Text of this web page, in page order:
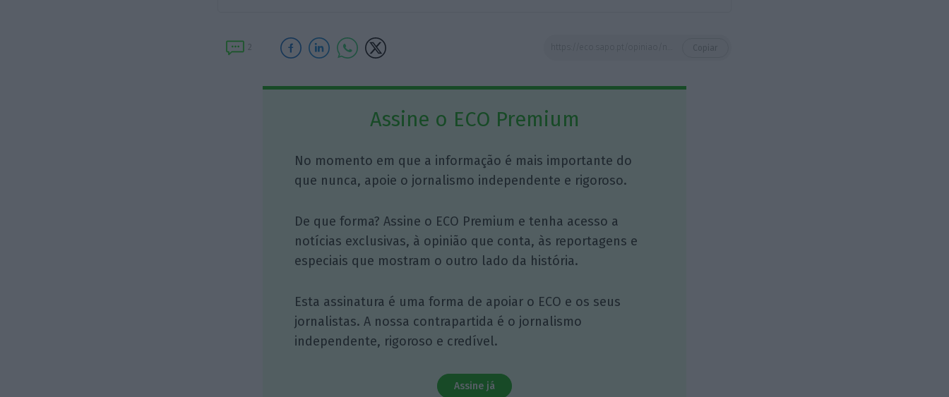
2
Assine o ECO Premium
No momento em que a informação é mais importante do
que nunca, apoie o jornalismo independente e rigoroso.
De que forma? Assine o ECO Premium e tenha acesso a
notícias exclusivas, à opinião que conta, às reportagens e
especiais que mostram o outro lado da história.
Esta assinatura é uma forma de apoiar o ECO e os seus
jornalistas. A nossa contrapartida é o jornalismo
independente, rigoroso e credível.
Assine já